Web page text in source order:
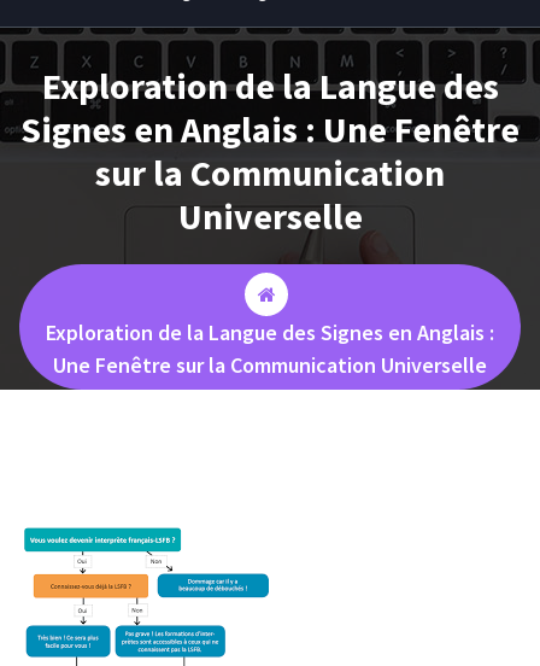
Exploration de la Langue des
Signes en Anglais : Une Fenêtre
sur la Communication
Universelle
Exploration de la Langue des Signes en Anglais :
Une Fenêtre sur la Communication Universelle